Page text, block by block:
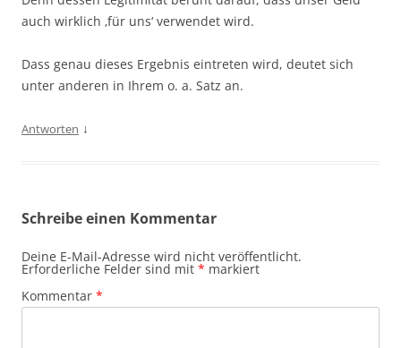
auch wirklich ‚für uns‘ verwendet wird.
Dass genau dieses Ergebnis eintreten wird, deutet sich
unter anderen in Ihrem o. a. Satz an.
Antworten ↓
Schreibe einen Kommentar
Deine E-Mail-Adresse wird nicht veröffentlicht.
Erforderliche Felder sind mit * markiert
Kommentar *